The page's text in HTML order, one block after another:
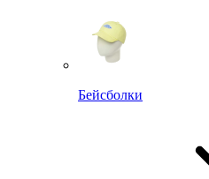
Бейсболки